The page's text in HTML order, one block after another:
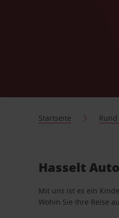
Startseite
Hasselt
Mit uns ist es ein
Wohin Sie Ihre Reise